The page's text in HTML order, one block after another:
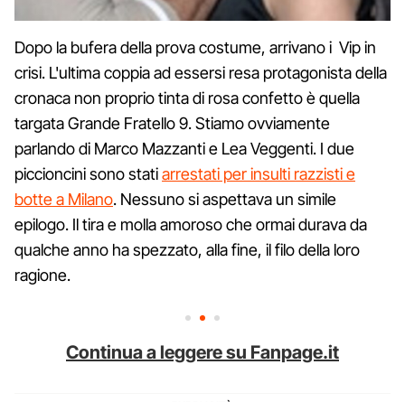
Dopo la bufera della prova costume, arrivano i Vip in
crisi. L'ultima coppia ad essersi resa protagonista della
cronaca non proprio tinta di rosa confetto è quella
targata Grande Fratello 9. Stiamo ovviamente
parlando di Marco Mazzanti e Lea Veggenti. I due
piccioncini sono statiarrestati per insulti razzisti e
botte a Milano. Nessuno si aspettava un simile
epilogo. Il tira e molla amoroso che ormai durava da
qualche anno ha spezzato, alla fine, il filo della loro
ragione.
Continua a leggere su Fanpage.it